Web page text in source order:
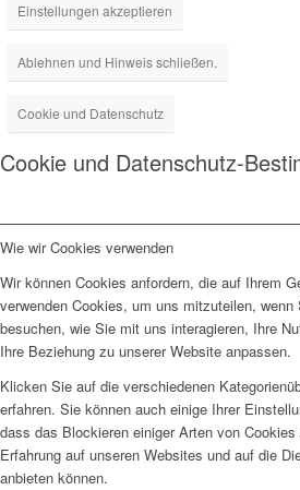
Einstellungen akzeptieren
Ablehnen und Hinweis schließen.
Cookie und Datenschutz
Cookie und Datenschutz-
Wie wir Cookies verwenden
Wir können Cookies anfordern, die auf Ihrem
verwenden Cookies, um uns mitzuteilen, wenn
besuchen, wie Sie mit uns interagieren, Ihre
Ihre Beziehung zu unserer Website anpassen.
Klicken Sie auf die verschiedenen
erfahren. Sie können auch einige Ihrer
dass das Blockieren einiger Arten von
Erfahrung auf unseren Websites und auf die
anbieten können.